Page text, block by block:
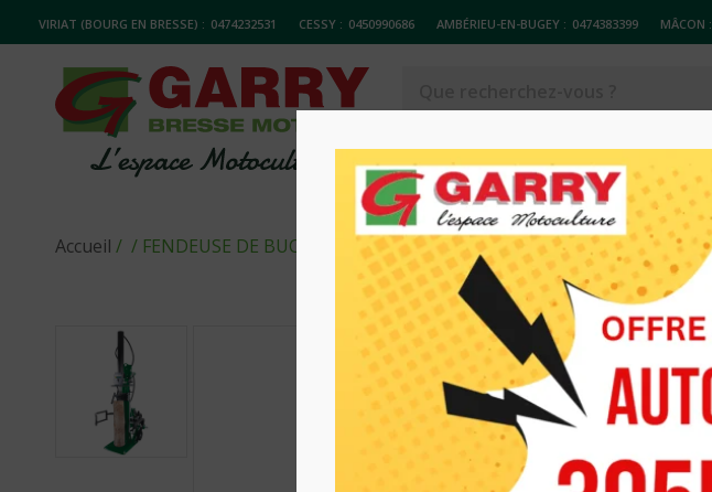
VIRIAT (BOURG EN BRESSE) : 0474232531 CESSY : 0450990686 AMBÉRIEU-EN-BUGEY : 0474383399 MÂCON :
MATERIELS ACCESSOIRES
Accueil / / FENDEUSE DE BUCHE (VLS) VERTS LOISIRS